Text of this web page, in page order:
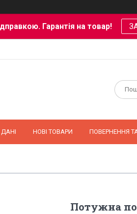
Гарантія на товар!
НОВІ ТОВАРИ ПОВЕРНЕННЯ
Потужна